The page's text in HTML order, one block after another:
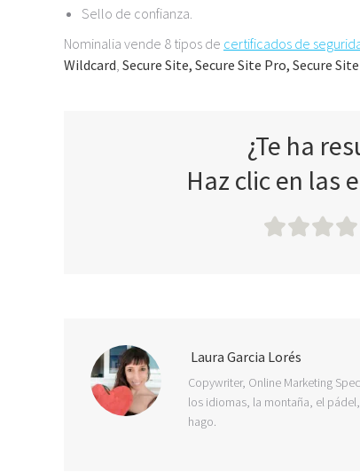
Sello de confianza.
Nominalia vende 8 tipos de certificados de
Wildcard Secure Site, Secure Site Pro, Secure
¿Te ha
Haz clic en las
Laura Garcia Lorés
Copywriter, Online Marketing
los idiomas, la montaña, el
hago.